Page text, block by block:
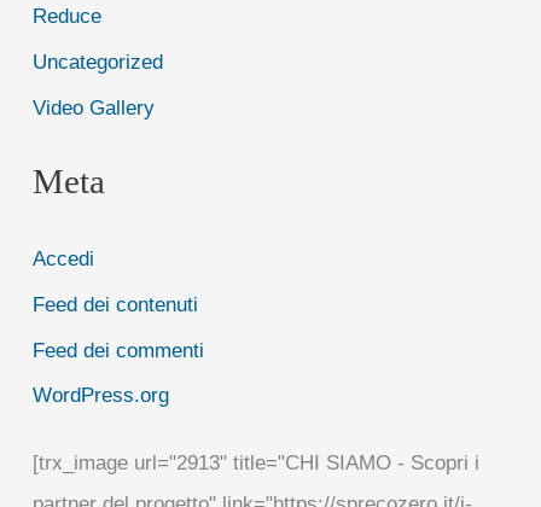
Reduce
Uncategorized
Video Gallery
Meta
Accedi
Feed dei contenuti
Feed dei commenti
WordPress.org
[trx_image url="2913" title="CHI SIAMO - Scopri i